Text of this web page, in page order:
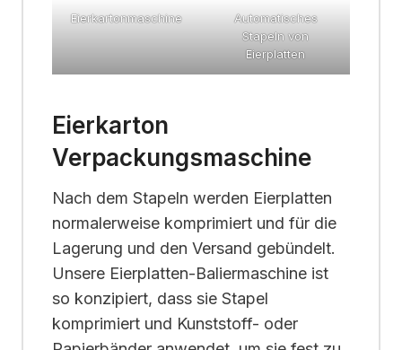
Eierkartonmaschine
Automatisches
Stapeln von
Eierplatten
Eierkarton
Verpackungsmaschine
Nach dem Stapeln werden Eierplatten
normalerweise komprimiert und für die
Lagerung und den Versand gebündelt.
Unsere Eierplatten-Baliermaschine ist
so konzipiert, dass sie Stapel
komprimiert und Kunststoff- oder